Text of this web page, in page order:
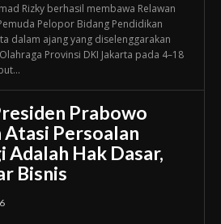
Rizky berhasil membawa Relawan
Pelopor Bidang Pendidikan
dalam ajang yang diselenggarakan
Provinsi DKI Jakarta pada 4–18
Prabowo
Atasi Persoalan
Adalah Hak Dasar,
Bisnis